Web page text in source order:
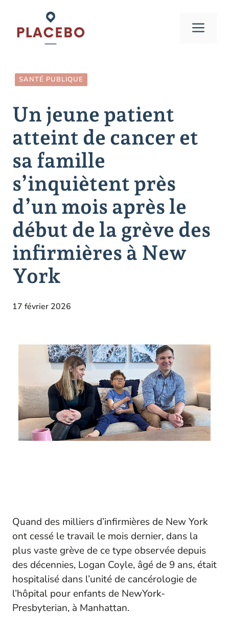
contenu
SANTÉ PUBLIQUE
Un jeune patient
atteint de cancer et
sa famille
s’inquiètent près
d’un mois après le
début de la grève des
infirmières à New
York
17 février 2026
Quand des milliers d’infirmières de New York
ont cessé le travail le mois dernier, dans la
plus vaste grève de ce type observée depuis
des décennies, Logan Coyle, âgé de 9 ans, était
hospitalisé dans l’unité de cancérologie de
l’hôpital pour enfants de NewYork-
Presbyterian, à Manhattan.